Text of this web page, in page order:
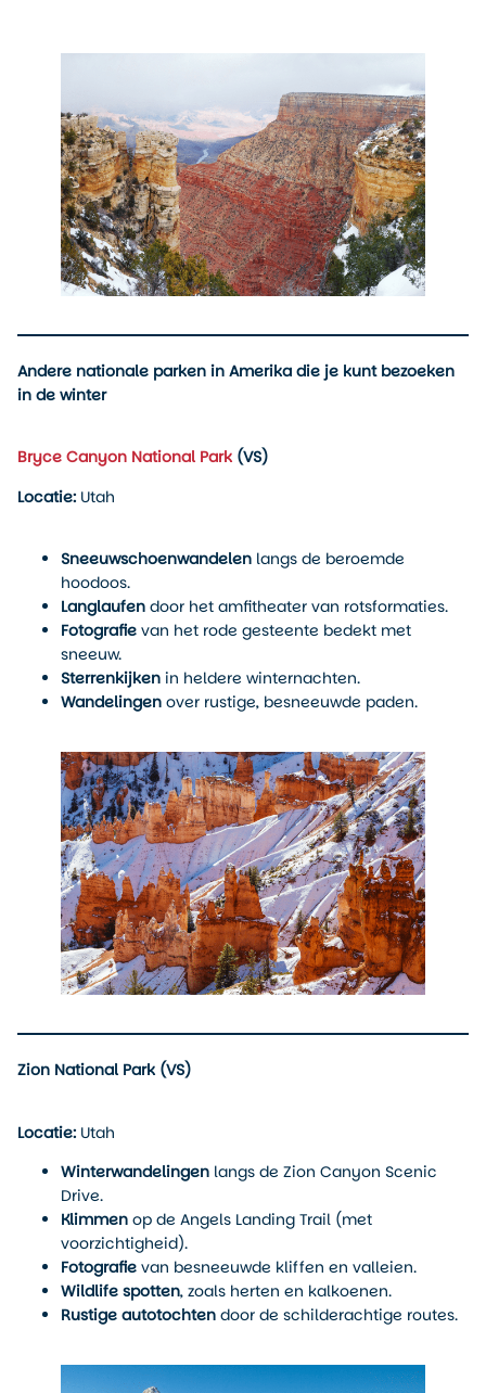
Andere nationale parken in Amerika die je kunt bezoeken
in de winter
Bryce Canyon National Park (VS)
Locatie: Utah
Sneeuwschoenwandelen langs de beroemde
hoodoos.
Langlaufen door het amfitheater van rotsformaties.
Fotografie van het rode gesteente bedekt met
sneeuw.
Sterrenkijken in heldere winternachten.
Wandelingen over rustige, besneeuwde paden.
Zion National Park (VS)
Locatie: Utah
Winterwandelingen langs de Zion Canyon Scenic
Drive.
Klimmen op de Angels Landing Trail (met
voorzichtigheid).
Fotografie van besneeuwde kliffen en valleien.
Wildlife spotten, zoals herten en kalkoenen.
Rustige autotochten door de schilderachtige routes.